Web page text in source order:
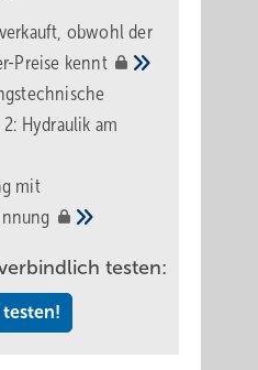
obwohl der
Preise kennt
Hydraulik am
mit
testen: